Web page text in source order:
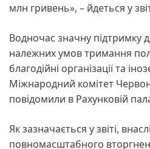
млн гривень», – йдеться у
Водночас значну підтримку
належних умов тримання
благодійні організації та
Міжнародний комітет
повідомили в Рахунковій
Як зазначається у звіті,
повномасштабного